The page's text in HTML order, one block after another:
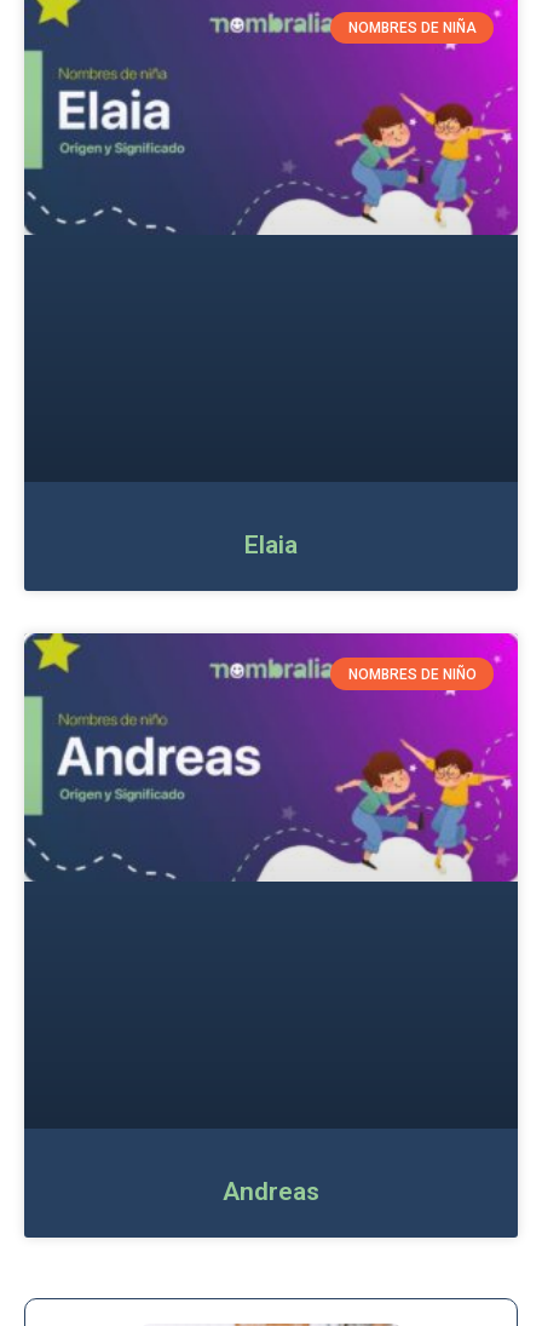
NOMBRES DE NIÑA
Elaia
NOMBRES DE NIÑO
Andreas